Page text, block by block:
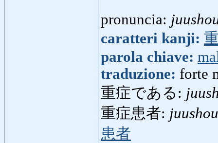
pronuncia:
caratteri kanji:
parola chiave:
traduzione: forte
重症である:
重症患者:
患者